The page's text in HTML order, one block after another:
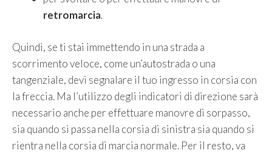
retromarcia.
Quindi, se ti stai immettendo in una strada a
scorrimento veloce, come un’autostrada o una
tangenziale, devi segnalare il tuo ingresso in corsia con
la freccia. Ma l’utilizzo degli indicatori di direzione sarà
necessario anche per effettuare manovre di sorpasso,
sia quando si passa nella corsia di sinistra sia quando si
rientra nella corsia di marcia normale. Per il resto, va